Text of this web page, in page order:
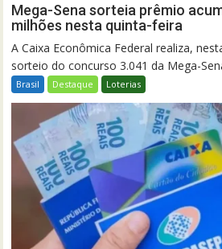
Mega-Sena sorteia prêmio
milhões nesta quinta-feira
A Caixa Econômica Federal realiza,
sorteio do concurso 3.041 da Mega-
Brasil Destaque Loterias